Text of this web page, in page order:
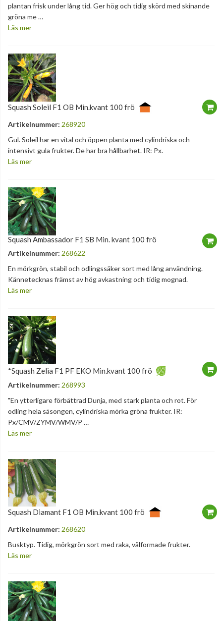
plantan frisk under lång tid. Ger hög och tidig skörd med skinande
gröna me …
Läs mer
Squash Soleil F1 OB Min.kvant 100 frö
Artikelnummer: 268920
Gul. Soleil har en vital och öppen planta med cylindriska och
intensivt gula frukter. De har bra hållbarhet. IR: Px.
Läs mer
Squash Ambassador F1 SB Min. kvant 100 frö
Artikelnummer: 268622
En mörkgrön, stabil och odlingssäker sort med lång användning.
Kännetecknas främst av hög avkastning och tidig mognad.
Läs mer
*Squash Zelia F1 PF EKO Min.kvant 100 frö
Artikelnummer: 268993
"En ytterligare förbättrad Dunja, med stark planta och rot. För
odling hela säsongen, cylindriska mörka gröna frukter. IR:
Px/CMV/ZYMV/WMV/P …
Läs mer
Squash Diamant F1 OB Min.kvant 100 frö
Artikelnummer: 268620
Busktyp. Tidig, mörkgrön sort med raka, välformade frukter.
Läs mer